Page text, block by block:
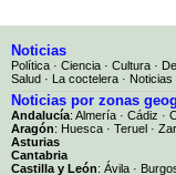
Noticias
Política · Ciencia · Cultura ·
Salud · La coctelera · Noticias
Noticias por zonas
Andalucía: Almería · Cádiz ·
Aragón: Huesca · Teruel ·
Asturias
Cantabria
Castilla y León: Ávila ·